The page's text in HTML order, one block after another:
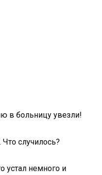
в больницу увезли!
случилось?
устал немного и